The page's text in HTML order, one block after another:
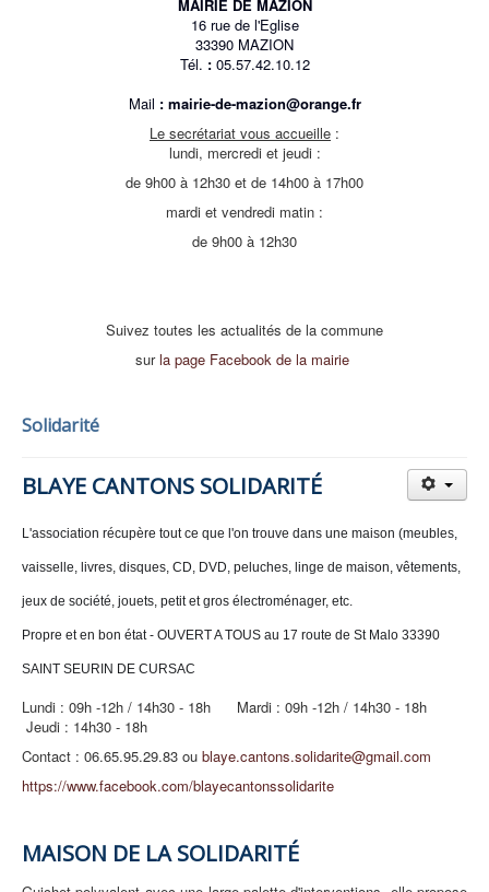
MAIRIE DE MAZION
16 rue de l'Eglise
33390 MAZION
Tél. :05.57.42.10.12
Mail : mairie-de-mazion@orange.fr
Le secrétariat vous accueille :
lundi, mercredi et jeudi :
de 9h00 à 12h30 et de 14h00 à 17h00
mardi et vendredi matin :
de 9h00 à 12h30
Suivez toutes les actualités de la commune
surla page Facebook de la mairie
Solidarité
BLAYE CANTONS SOLIDARITÉ
L'association récupère tout ce que l'on trouve dans une maison (meubles,
vaisselle, livres, disques, CD, DVD, peluches, linge de maison, vêtements,
jeux de société, jouets, petit et gros électroménager, etc.
Propre et en bon état - OUVERT A TOUS au 17 route de St Malo 33390
SAINT SEURIN DE CURSAC
Lundi : 09h -12h / 14h30 - 18h Mardi : 09h -12h / 14h30 - 18h
Jeudi : 14h30 - 18h
Contact : 06.65.95.29.83 ou blaye.cantons.solidarite@gmail.com
https://www.facebook.com/blayecantonssolidarite
MAISON DE LA SOLIDARITÉ